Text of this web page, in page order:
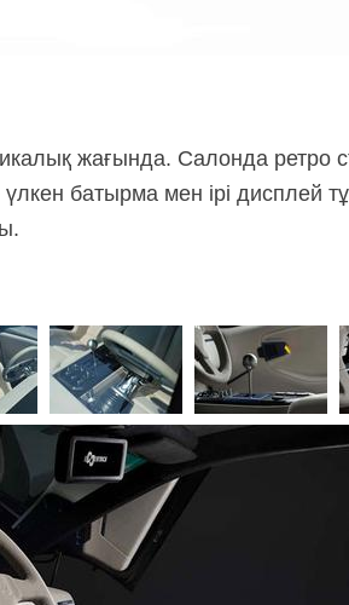
жағында. Салонда ретро
үлкен батырма мен ірі дисплей